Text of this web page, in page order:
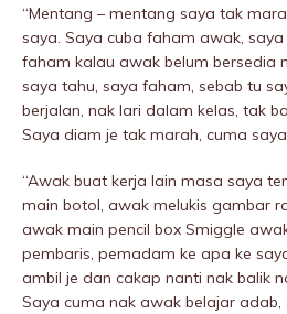
“Mentang – mentang saya tak
saya. Saya cuba faham awak,
faham kalau awak belum bersedia
saya tahu, saya faham, sebab tu
berjalan, nak lari dalam kelas, tak
Saya diam je tak marah, cuma
“Awak buat kerja lain masa saya
main botol, awak melukis gambar
awak main pencil box Smiggle
pembaris, pemadam ke apa ke
ambil je dan cakap nanti nak balik
Saya cuma nak awak belajar adab,